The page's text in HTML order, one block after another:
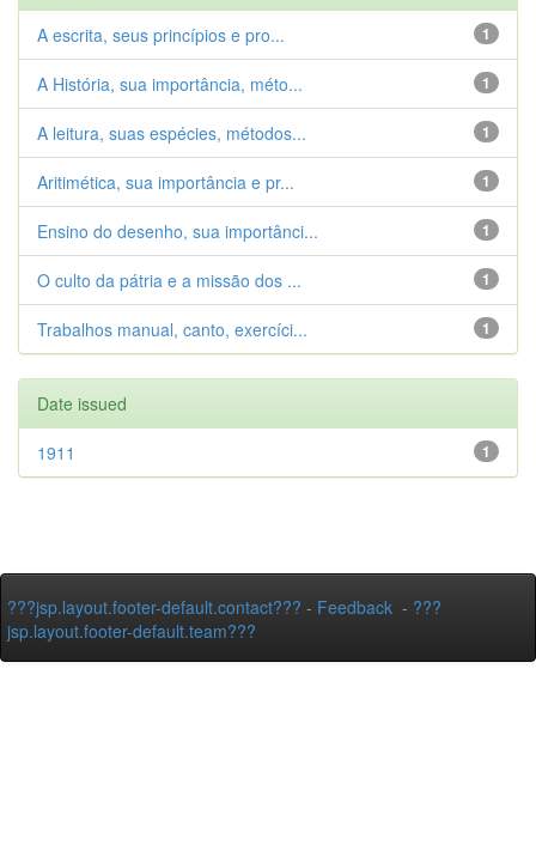
1
A escrita, seus princípios e pro...
1
A História, sua importância, méto...
1
A leitura, suas espécies, métodos...
1
Aritimética, sua importância e pr...
1
Ensino do desenho, sua importânci...
1
O culto da pátria e a missão dos ...
1
Trabalhos manual, canto, exercíci...
Date issued
1
1911
???jsp.layout.footer-default.contact??? - Feedback - ???
jsp.layout.footer-default.team???